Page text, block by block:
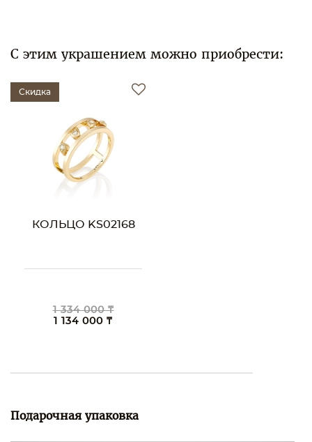
С этим украшением можно приобрести:
Скидка
КОЛЬЦО KS02168
1 334 000 ₸
1 134 000 ₸
Подарочная упаковка